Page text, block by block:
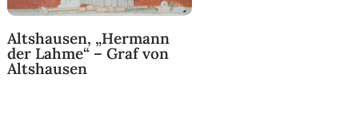
Altshausen, „Hermann
der Lahme“ – Graf von
Altshausen